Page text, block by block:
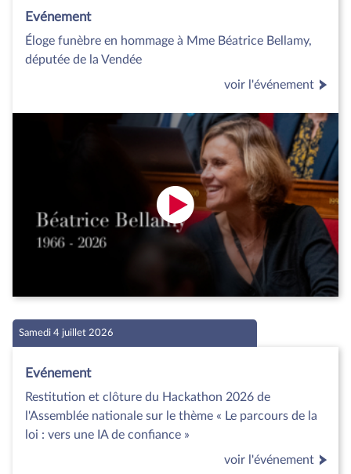
Evénement
Éloge funèbre en hommage à Mme Béatrice Bellamy,
députée de la Vendée
voir l'événement
Samedi 4 juillet 2026
Evénement
Restitution et clôture du Hackathon 2026 de
l'Assemblée nationale sur le thème « Le parcours de la
loi : vers une IA de confiance »
voir l'événement